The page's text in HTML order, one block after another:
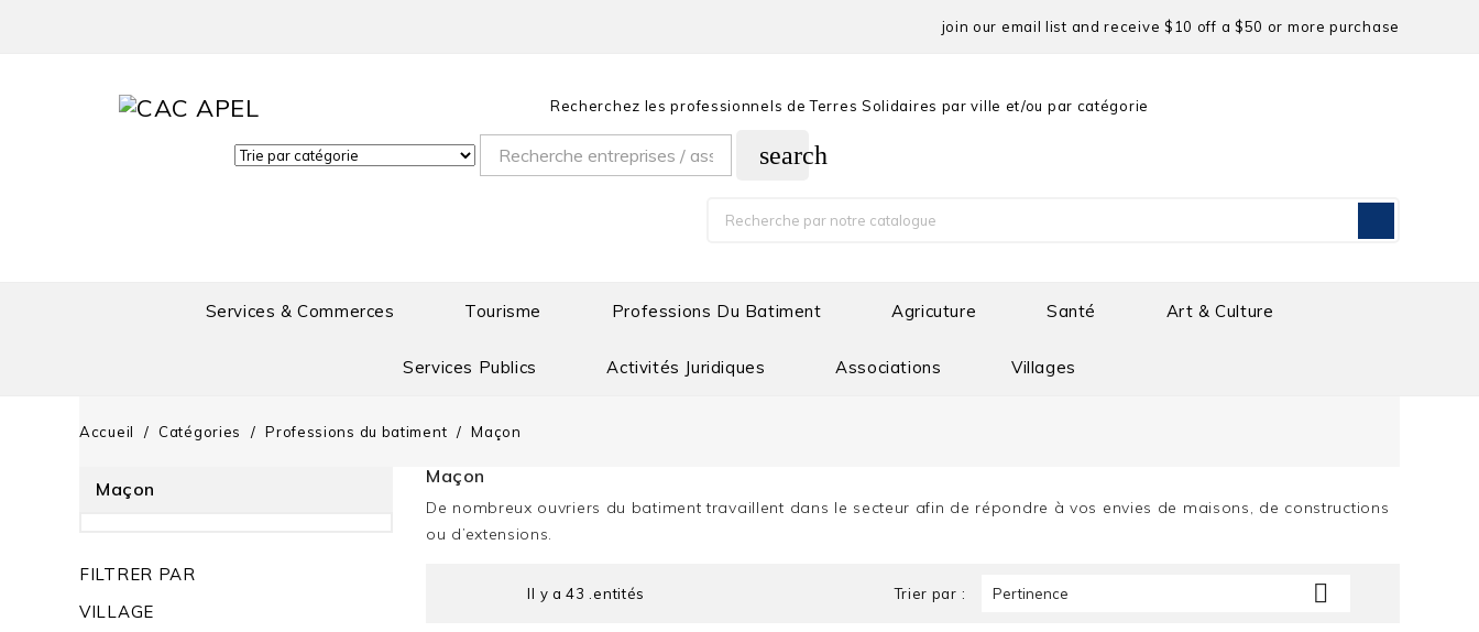
join our email list and receive $10 off a $50 or more purchase
Recherchez les professionnels de Terres Solidaires par ville et/ou par catégorie
search
Services & Commerces Tourisme Professions Du Batiment Agricuture Santé Art & Culture
Services Publics Activités Juridiques Associations Villages
Accueil Catégories Professions du batiment Maçon
Maçon
FILTRER PAR
VILLAGE
Maçon
De nombreux ouvriers du batiment travaillent dans le secteur afin de répondre à vos envies de maisons, de constructions
ou d’extensions.
Il y a 43 .entités Trier par : Pertinence 